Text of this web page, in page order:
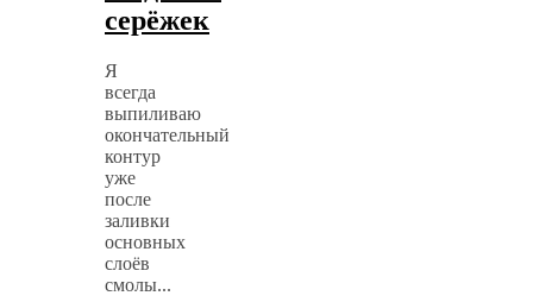
серёжек
Я
всегда
выпиливаю
окончательный
контур
уже
после
заливки
основных
слоёв
смолы...